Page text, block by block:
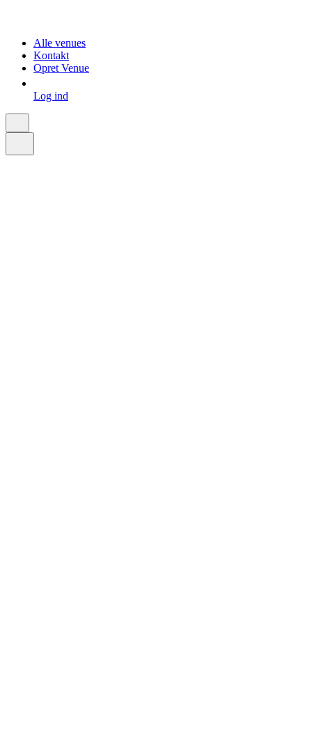
Alle venues
Kontakt
Opret Venue
Log ind